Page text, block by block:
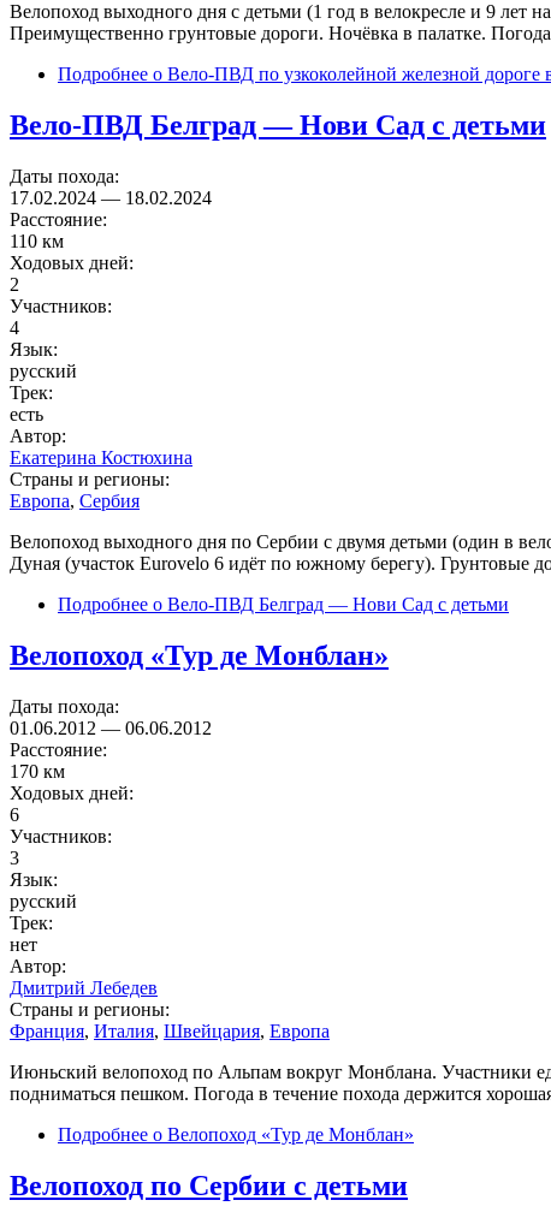
Велопоход выходного дня с детьми (1 год в велокресле и 9
Преимущественно грунтовые дороги. Ночёвка в палатке.
Подробнее о Вело-ПВД по узкоколейной железной дороге
Вело-ПВД Белград — Нови Сад с детьми
Даты похода:
17.02.2024 — 18.02.2024
Расстояние:
110 км
Ходовых дней:
2
Участников:
4
Язык:
русский
Трек:
есть
Автор:
Екатерина Костюхина
Страны и регионы:
Европа, Сербия
Велопоход выходного дня по Сербии с двумя детьми (один в
Дуная (участок Eurovelo 6 идёт по южному берегу). Грунтовые
Подробнее о Вело-ПВД Белград — Нови Сад с детьми
Велопоход «Тур де Монблан»
Даты похода:
01.06.2012 — 06.06.2012
Расстояние:
170 км
Ходовых дней:
6
Участников:
3
Язык:
русский
Трек:
нет
Автор:
Дмитрий Лебедев
Страны и регионы:
Франция, Италия, Швейцария, Европа
Июньский велопоход по Альпам вокруг Монблана. Участники
подниматься пешком. Погода в течение похода держится
Подробнее о Велопоход «Тур де Монблан»
Велопоход по Сербии с детьми